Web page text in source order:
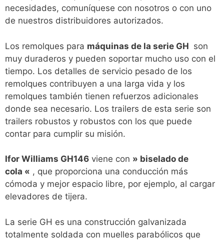
necesidades, comuníquese con nosotros o con uno
de nuestros distribuidores autorizados.
Los remolques para máquinas de la serie GH son
muy duraderos y pueden soportar mucho uso con el
tiempo. Los detalles de servicio pesado de los
remolques contribuyen a una larga vida y los
remolques también tienen refuerzos adicionales
donde sea necesario. Los trailers de esta serie son
trailers robustos y robustos con los que puede
contar para cumplir su misión.
Ifor Williams GH146 viene con » biselado de
cola « , que proporciona una conducción más
cómoda y mejor espacio libre, por ejemplo, al cargar
elevadores de tijera.
La serie GH es una construcción galvanizada
totalmente soldada con muelles parabólicos que